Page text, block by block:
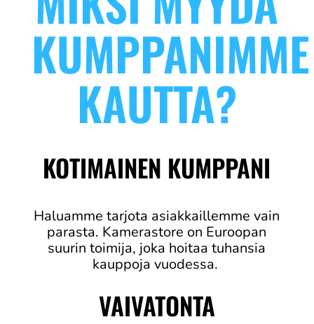
KUMPPANIMME
KAUTTA?
KOTIMAINEN KUMPPANI
Haluamme tarjota asiakkaillemme vain
parasta. Kamerastore on Euroopan
suurin toimija, joka hoitaa tuhansia
kauppoja vuodessa.
VAIVATONTA